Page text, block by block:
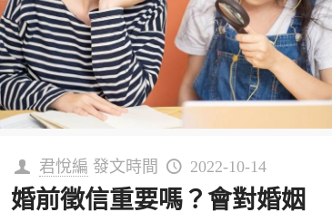
君悅編 發文時間 2022-10-14
婚前徵信重要嗎？會對婚姻